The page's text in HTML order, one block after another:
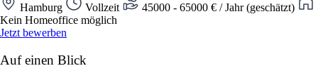
Hamburg Vollzeit
45000 - 65000 € / Jahr (geschätzt)
Kein Homeoffice möglich
Jetzt bewerben
Auf einen Blick